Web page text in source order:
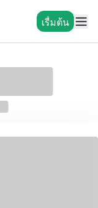
เรื่มต้น